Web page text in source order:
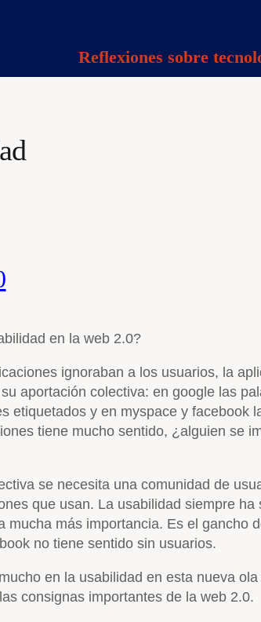
Reflexiones sobre
en la web 2.0?
ignoraban a los usuarios, la
aportación colectiva: en google las
etiquetados y en myspace y
tiene mucho sentido, ¿alguien se
se necesita una comunidad de
que usan. La usabilidad siempre
mucha más importancia. Es el
no tiene sentido sin usuarios.
en la usabilidad en esta nueva
consignas importantes de la web 2.0.